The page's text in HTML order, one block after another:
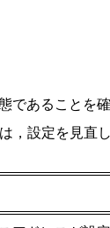
であることを
，設定を見直